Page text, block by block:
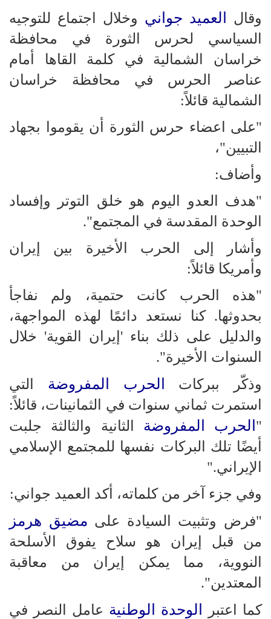
وقال العميد جواني وخلال اجتماع للتوجيه
السياسي لحرس الثورة في محافظة
خراسان الشمالية في كلمة القاها أمام
عناصر الحرس في محافظة خراسان
الشمالية قائلاً:
"على اعضاء حرس الثورة أن يقوموا بجهاد
التبيين"،
وأضاف:
"هدف العدو اليوم هو خلق التوتر وإفساد
الوحدة المقدسة في المجتمع".
وأشار إلى الحرب الأخيرة بين إيران
وأمريكا قائلاً:
"هذه الحرب كانت حتمية، ولم نفاجأ
بحدوثها. كنا نستعد دائمًا لهذه المواجهة،
والدليل على ذلك بناء 'إيران القوية' خلال
السنوات الأخيرة".
وذكّر ببركات
الحرب المفروضة التي
استمرت ثماني سنوات في الثمانينات، قائلاً:
" الحرب المفروضة الثانية والثالثة جلبت
أيضًا تلك البركات نفسها للمجتمع الإسلامي
الإيراني."
وفي جزء آخر من كلماته، أكد العميد جواني:
"فرض وتثبيت السيادة على مضيق هرمز
من قبل إيران هو سلاح يفوق الأسلحة
النووية، مما يمكن إيران من معاقبة
المعتدين".
كما اعتبر
الوحدة الوطنية عامل النصر في